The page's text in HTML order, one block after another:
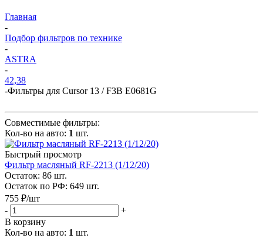
Главная
-
Подбор фильтров по технике
-
ASTRA
-
42,38
-Фильтры для Cursor 13 / F3B E0681G
Совместимые фильтры:
Кол-во на авто: 1 шт.
Быстрый просмотр
Фильтр масляный RF-2213 (1/12/20)
Остаток: 86 шт.
Остаток по РФ: 649 шт.
755 ₽/шт
-
+
В корзину
Кол-во на авто: 1 шт.